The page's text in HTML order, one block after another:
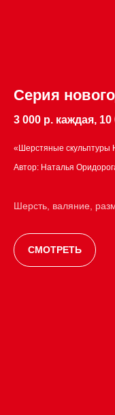
Серия
3 000 р. каждая,
«Шерстяные скульптуры
Автор: Наталья
Шерсть, валяние,
СМОТРЕТЬ